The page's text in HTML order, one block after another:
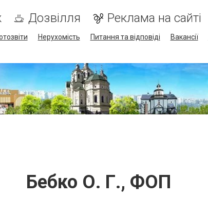
Дозвілля Реклама на сайті
Нерухомість Питання та відповіді Вакансії
Бебко О. Г., ФОП